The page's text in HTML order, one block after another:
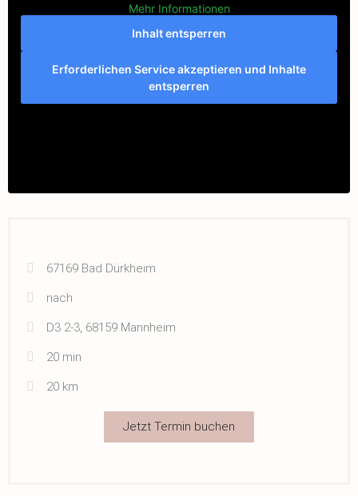
67169 Bad Dürkheim
nach
D3 2-3, 68159 Mannheim
20 min
20 km
Jetzt Termin buchen
Mehr Informationen
Inhalt entsperren
Erforderlichen Service akzeptieren und Inhalte
entsperren